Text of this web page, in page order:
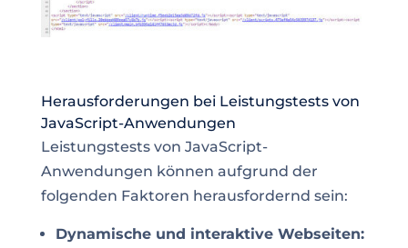
Herausforderungen bei Leistungstests von
JavaScript-Anwendungen
Leistungstests von JavaScript-
Anwendungen können aufgrund der
folgenden Faktoren herausfordernd sein:
Dynamische und interaktive Webseiten: